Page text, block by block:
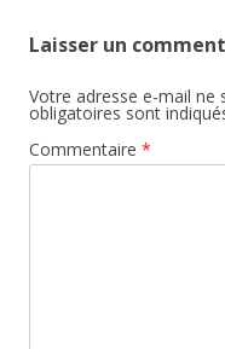
Laisser un
Votre adresse e-mail ne
obligatoires sont
Commentaire *